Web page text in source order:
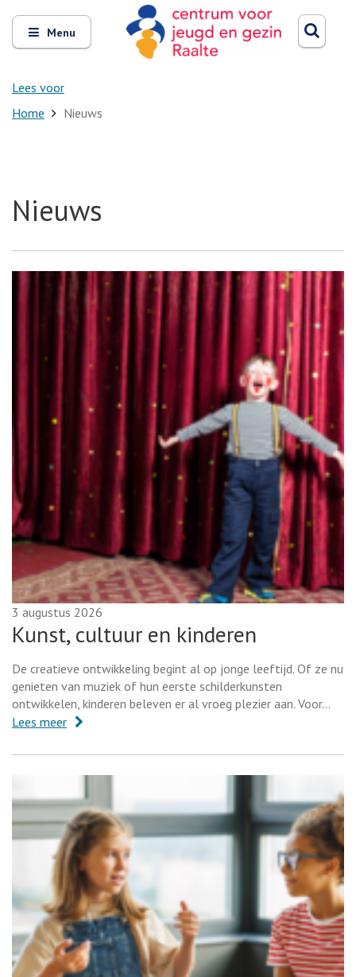
Open
en
sluit
Menu
Lees voor
Zoeken
Home Nieuws
Nieuws
Kunst, cultuur en kinderen
3 augustus 2026
De creatieve ontwikkeling begint al op jonge leeftijd. Of ze nu
genieten van muziek of hun eerste schilderkunsten
ontwikkelen, kinderen beleven er al vroeg plezier aan. Voor…
Lees meer